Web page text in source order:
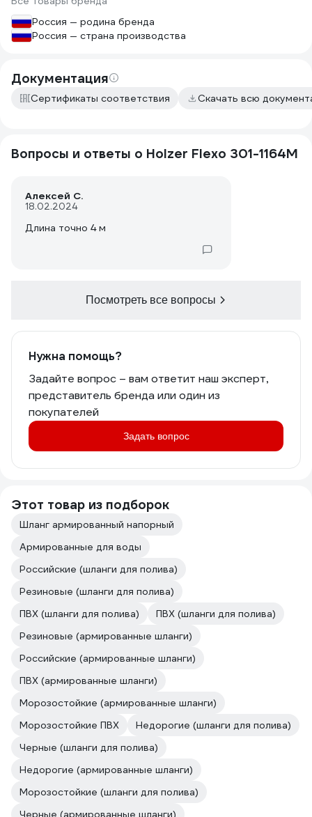
Россия — родина бренда
Россия — страна производства
Документация
Сертификаты соответствия Скачать всю
Вопросы и ответы о Holzer Flexo 301-1164M
Алексей С.
18.02.2024
Длина точно 4 м
Посмотреть все вопросы
Нужна помощь?
Задайте вопрос – вам ответит наш эксперт,
представитель бренда или один из
покупателей
Задать вопрос
Этот товар из подборок
Шланг армированный напорный
Армированные для воды
Российские (шланги для полива)
Резиновые (шланги для полива)
ПВХ (шланги для полива)
ПВХ (шланги для полива)
Резиновые (армированные шланги)
Российские (армированные шланги)
ПВХ (армированные шланги)
Морозостойкие (армированные шланги)
Морозостойкие ПВХ
Недорогие (шланги для полива)
Черные (шланги для полива)
Недорогие (армированные шланги)
Морозостойкие (шланги для полива)
Черные (армированные шланги)